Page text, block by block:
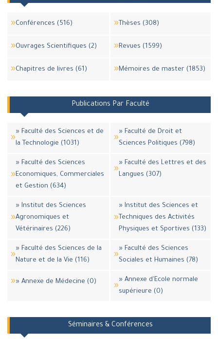
Conférences (516) Thèses (308)
Ouvrages Scientifiques (2) Revues (1599)
Chapitres de livres (61) Mémoires de master (1853)
Publications Par Faculté
» Faculté des Sciences et de
la Technologie (1031)
» Faculté de Droit et
Sciences Politiques (798)
» Faculté des Sciences
Economiques, Commerciales
et Gestion (634)
» Faculté des Lettres et des
Langues (307)
» Institut des Sciences
Agronomiques et
Vétérinaires (226)
» Institut des Sciences et
Techniques des Activités
Physiques et Sportives (133)
» Faculté des Sciences de la
Nature et de la Vie (116)
» Faculté des Sciences
Sociales et Humaines (78)
» Annexe de Médecine (0)
» Annexe d'Ecole normale
supérieure (0)
Séminaires & Conférences